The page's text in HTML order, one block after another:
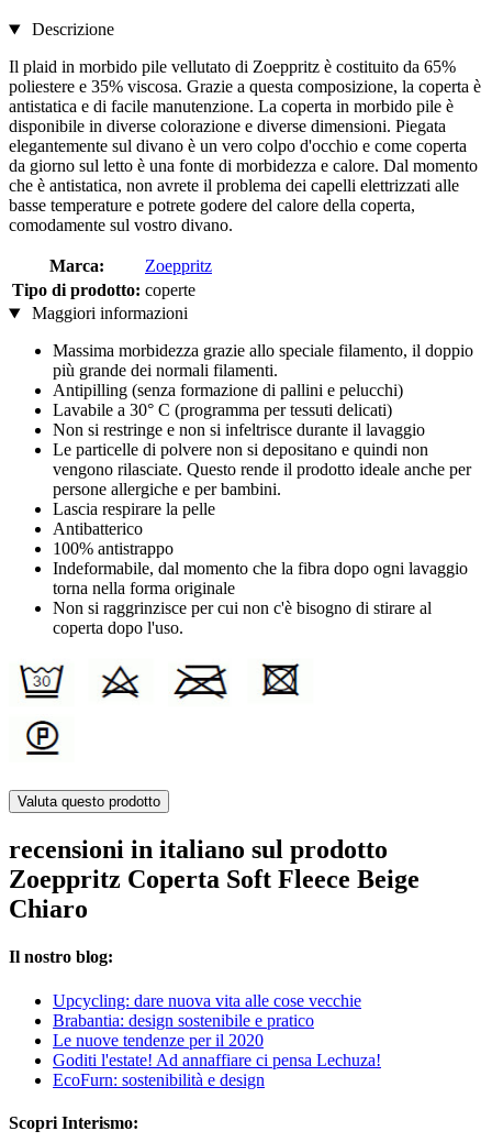
Descrizione
Il plaid in morbido pile vellutato di Zoeppritz è costituito da 65%
poliestere e 35% viscosa. Grazie a questa composizione, la coperta è
antistatica e di facile manutenzione. La coperta in morbido pile è
disponibile in diverse colorazione e diverse dimensioni. Piegata
elegantemente sul divano è un vero colpo d'occhio e come coperta
da giorno sul letto è una fonte di morbidezza e calore. Dal momento
che è antistatica, non avrete il problema dei capelli elettrizzati alle
basse temperature e potrete godere del calore della coperta,
comodamente sul vostro divano.
Marca:
Zoeppritz
Tipo di prodotto: coperte
Maggiori informazioni
Massima morbidezza grazie allo speciale filamento, il doppio
più grande dei normali filamenti.
Antipilling (senza formazione di pallini e pelucchi)
Lavabile a 30° C (programma per tessuti delicati)
Non si restringe e non si infeltrisce durante il lavaggio
Le particelle di polvere non si depositano e quindi non
vengono rilasciate. Questo rende il prodotto ideale anche per
persone allergiche e per bambini.
Lascia respirare la pelle
Antibatterico
100% antistrappo
Indeformabile, dal momento che la fibra dopo ogni lavaggio
torna nella forma originale
Non si raggrinzisce per cui non c'è bisogno di stirare al
coperta dopo l'uso.
Valuta questo prodotto
recensioni in italiano sul prodotto
Zoeppritz Coperta Soft Fleece Beige
Chiaro
Il nostro blog:
Upcycling: dare nuova vita alle cose vecchie
Brabantia: design sostenibile e pratico
Le nuove tendenze per il 2020
Goditi l'estate! Ad annaffiare ci pensa Lechuza!
EcoFurn: sostenibilità e design
Scopri Interismo: